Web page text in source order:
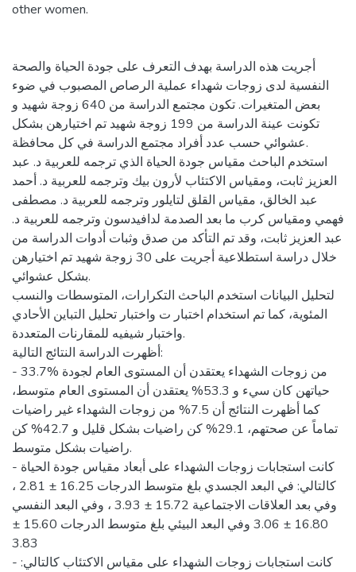
other women.
أجريت هذه الدراسة بهدف التعرف على جودة الحياة والصحة
النفسية لدى زوجات شهداء عملية الرصاص المصبوب في ضوء
بعض المتغيرات. تكون مجتمع الدراسة من 640 زوجة شهيد و
تكونت عينة الدراسة من 199 زوجة شهيد تم اختيارهن بشكل
عشوائي حسب عدد أفراد مجتمع الدراسة في كل محافظة.
استخدم الباحث مقياس جودة الحياة الذي ترجمه للعربية د. عبد
العزيز ثابت، ومقياس الاكتئاب لأرون بيك وترجمه للعربية د. أحمد
عبد الخالق، مقياس القلق لتايلور وترجمه للعربية د. مصطفى
فهمي ومقياس كرب ما بعد الصدمة لدافيدسون وترجمه للعربية د.
عبد العزيز ثابت، وقد تم التأكد من صدق وثبات أدوات الدراسة من
خلال دراسة استطلاعية أجريت على 30 زوجة شهيد تم اختيارهن
بشكل عشوائي.
لتحليل البيانات استخدم الباحث التكرارات، المتوسطات والنسب
المئوية، كما تم استخدام اختبار ت واختبار تحليل التباين الأحادي
واختبار شيفيه للمقارنات المتعددة.
أظهرت الدراسة النتائج التالية:
- 33.7% من زوجات الشهداء يعتقدن أن المستوى العام لجودة
حياتهن كان سيء و 53.3% يعتقدن أن المستوى العام متوسط،
كما أظهرت النتائج أن 7.5% من زوجات الشهداء غير راضيات
تماماً عن صحتهم، 29.1% كن راضيات بشكل قليل و 42.7% كن
راضيات بشكل متوسط.
- كانت استجابات زوجات الشهداء على أبعاد مقياس جودة الحياة
كالتالي: في البعد الجسدي بلغ متوسط الدرجات 16.25 ± 2.81 ،
وفي بعد العلاقات الاجتماعية 15.72 ± 3.93 ، وفي البعد النفسي
16.80 ± 3.06 وفي البعد البيئي بلغ متوسط الدرجات 15.60 ±
3.83
- كانت استجابات زوجات الشهداء على مقياس الاكتئاب كالتالي: